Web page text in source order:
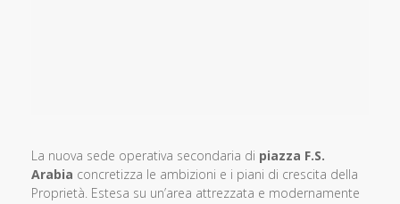
La nuova sede operativa secondaria di piazza F.S.
Arabia concretizza le ambizioni e i piani di crescita della
Proprietà. Estesa su un’area attrezzata e modernamente